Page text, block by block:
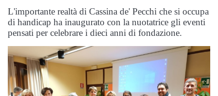
L'importante realtà di Cassina de' Pecchi che si occupa
di handicap ha inaugurato con la nuotatrice gli eventi
pensati per celebrare i dieci anni di fondazione.